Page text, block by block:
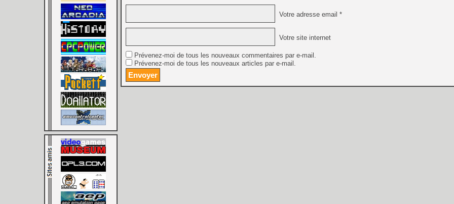
Votre adresse email *
Votre site internet
Prévenez-moi de tous les nouveaux commentaires par e-mail.
Prévenez-moi de tous les nouveaux articles par e-mail.